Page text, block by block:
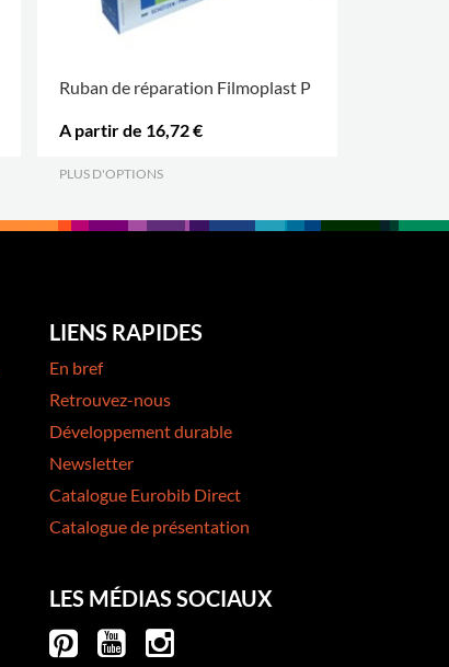
Ruban de réparation Filmoplast P
A partir de 16,72 €
PLUS D'OPTIONS
LIENS RAPIDES
En bref
Retrouvez-nous
Développement durable
Newsletter
Catalogue Eurobib Direct
Catalogue de présentation
LES MÉDIAS SOCIAUX